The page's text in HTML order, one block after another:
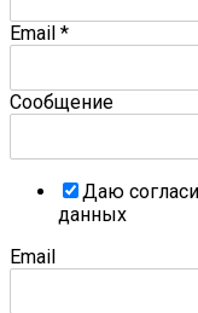
Email *
Сообщение
Даю
данных
Email